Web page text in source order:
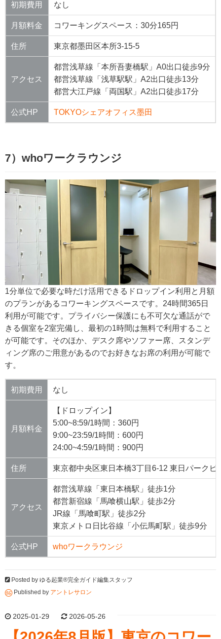
初期費用 なし
月額料金 コワーキングスペース：30分165円
住所 東京都墨田区本所3-15-5
アクセス
都営浅草線「本所吾妻橋駅」A0出口徒歩9分
都営浅草線「浅草駅駅」A2出口徒歩13分
都営大江戸線「両国駅」A2出口徒歩17分
公式HP TOKYOシェアオフィス墨田
7）whoワークラウンジ
1分単位で必要な時だけ活用できるドロップイン利用と月額
のプランがあるコワーキングスペースです。24時間365日
利用が可能です。プライバシー保護にも不可欠な通話がで
きる個室を2室完備し、最初の1時間は無料で利用すること
が可能です。そのほか、デスク席やソファー席、スタンデ
ィング席のご用意があるのでお好きなお席の利用が可能で
す。
初期費用 なし
月額料金
【ドロップイン】
5:00~8:59/1時間：360円
9:00~23:59/1時間：600円
24:00~4:59/1時間：900円
住所 東京都中央区東日本橋3丁目6-12 東日パークビ
アクセス
都営浅草線「東日本橋駅」徒歩1分
都営新宿線「馬喰横山駅」徒歩2分
JR線「馬喰町駅」徒歩2分
東京メトロ日比谷線「小伝馬町駅」徒歩9分
公式HP whoワークラウンジ
Posted by ゆる起業®完全ガイド編集スタッフ
Published by アントレサロン
2025-01-29 2026-05-26